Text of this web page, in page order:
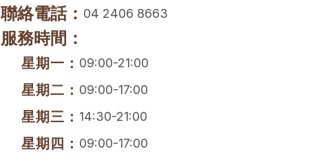
聯絡電話： 04 2406 8663
服務時間：
星期一： 09:00-21:00
星期二： 09:00-17:00
星期三： 14:30-21:00
星期四： 09:00-17:00